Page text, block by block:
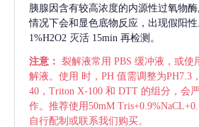
胰腺因含有较高浓度的内源性过氧物
情况下会和显色底物反应，出现假阳
1%H2O2 灭活 15min 再检测。
注意： 裂解液常用 PBS 缓冲液，或使
解液。使用 时，PH 值需调整为PH7.3
40，Triton X-100 和 DTT 的组分，会
作。推荐使用50mM
自行配制或联系我们购买。